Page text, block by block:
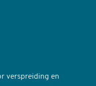
verspreiding en